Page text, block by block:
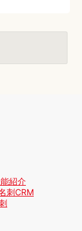
紹介
刺CRM